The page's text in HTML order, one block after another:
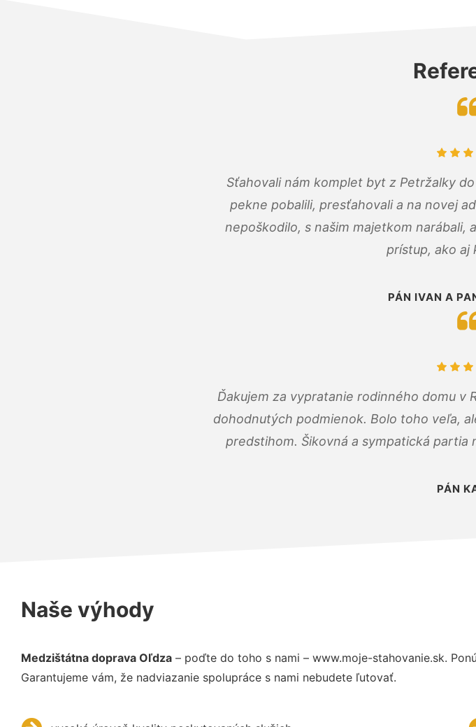
Sťahovali nám komplet byt z Petržalky
pekne pobalili, presťahovali a na novej
nepoškodilo, s našim majetkom narábali,
prístup, ako aj
PÁN IVAN A
Ďakujem za vypratanie rodinného domu
dohodnutých podmienok. Bolo toho veľa,
predstihom. Šikovná a sympatická partia
PÁN
Naše výhody
Medzištátna doprava Oľdza – poďte do toho s nami – www.moje-stahovanie.sk.
Garantujeme vám, že nadviazanie spolupráce s nami nebudete ľutovať.